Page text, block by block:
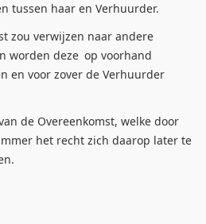
tussen haar en Verhuurder.
zou verwijzen naar andere
worden deze op voorhand
en voor zover de Verhuurder
de Overeenkomst, welke door
het recht zich daarop later te